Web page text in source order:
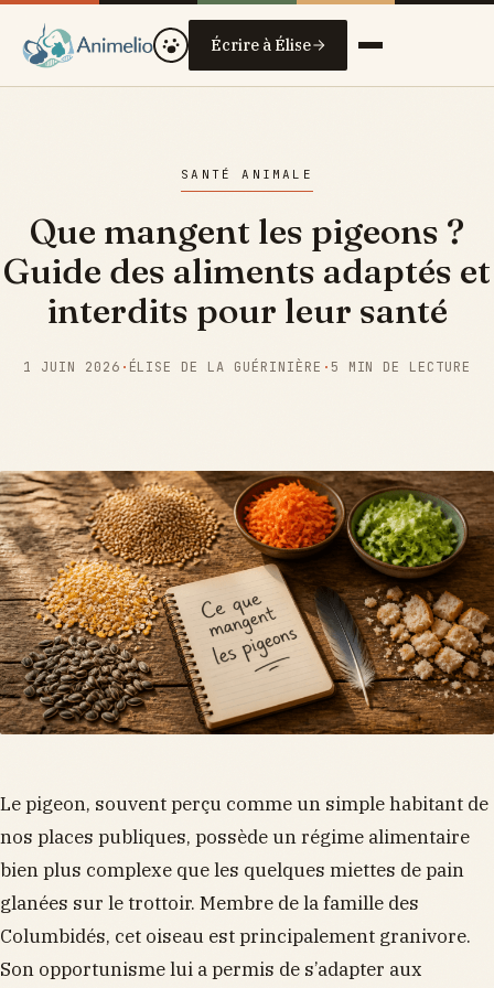
Écrire à Élise
SANTÉ ANIMALE
Que mangent les pigeons ?
Guide des aliments adaptés et
interdits pour leur santé
1 JUIN 2026 · ÉLISE DE LA GUÉRINIÈRE · 5 MIN DE LECTURE
Le pigeon, souvent perçu comme un simple habitant de
nos places publiques, possède un régime alimentaire
bien plus complexe que les quelques miettes de pain
glanées sur le trottoir. Membre de la famille des
Columbidés, cet oiseau est principalement granivore.
Son opportunisme lui a permis de s’adapter aux